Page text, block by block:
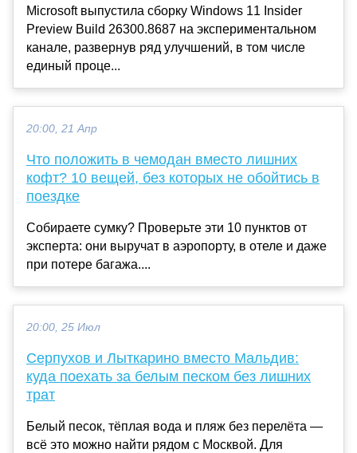
Microsoft выпустила сборку Windows 11 Insider
Preview Build 26300.8687 на экспериментальном
канале, развернув ряд улучшений, в том числе
единый проце...
20:00, 21 Апр
Что положить в чемодан вместо лишних
кофт? 10 вещей, без которых не обойтись в
поездке
Собираете сумку? Проверьте эти 10 пунктов от
эксперта: они выручат в аэропорту, в отеле и даже
при потере багажа....
20:00, 25 Июл
Серпухов и Лыткарино вместо Мальдив:
куда поехать за белым песком без лишних
трат
Белый песок, тёплая вода и пляж без перелёта —
всё это можно найти рядом с Москвой. Для